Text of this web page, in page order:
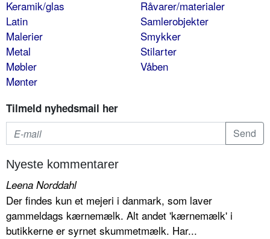
Keramik/glas
Latin
Malerier
Metal
Møbler
Mønter
Råvarer/materialer
Samlerobjekter
Smykker
Stilarter
Våben
Tilmeld nyhedsmail her
Nyeste kommentarer
Leena Norddahl
Der findes kun et mejeri i danmark, som laver
gammeldags kærnemælk. Alt andet 'kærnemælk' i
butikkerne er syrnet skummetmælk. Har...